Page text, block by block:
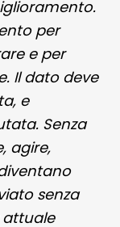
per
e per
Il dato deve
e
Senza
agire,
senza
attuale